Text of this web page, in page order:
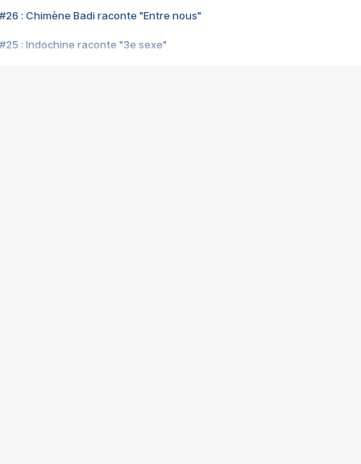
#26 : Chimène Badi raconte "Entre nous"
#25 : Indochine raconte "3e sexe"